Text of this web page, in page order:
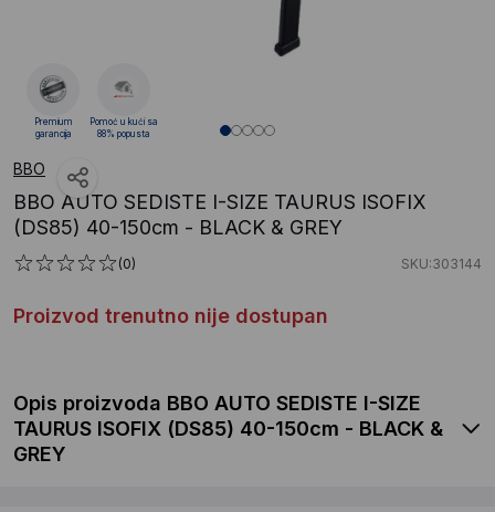
BBO
BBO AUTO SEDISTE I-SIZE TAURUS ISOFIX
(DS85) 40-150cm - BLACK & GREY
(0) SKU:303144
Proizvod trenutno nije dostupan
Premium
garancija
Pomoć u kući sa
88% popusta
Opis proizvoda BBO AUTO SEDISTE I-SIZE
TAURUS ISOFIX (DS85) 40-150cm - BLACK &
GREY